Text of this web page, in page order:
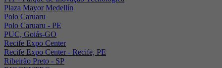
Plaza Mayor Medellín
Polo Caruaru
Polo Caruaru - PE
PUC, Goiás-GO
Recife Expo Center
Recife Expo Center - Recife, PE
Ribeirão Preto - SP